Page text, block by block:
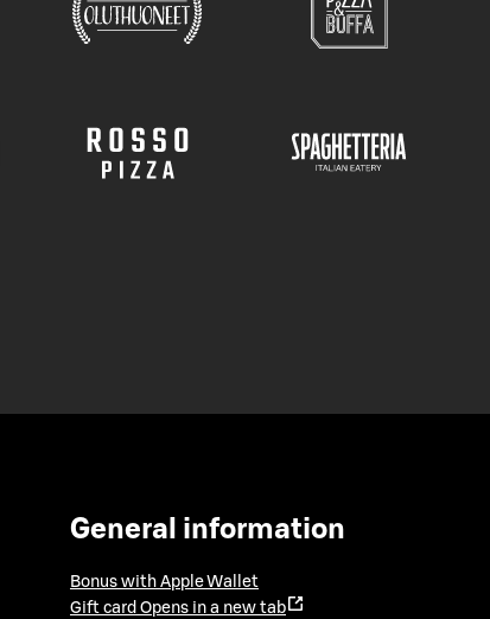
General information
Bonus with Apple Wallet
Gift card Opens in a new tab